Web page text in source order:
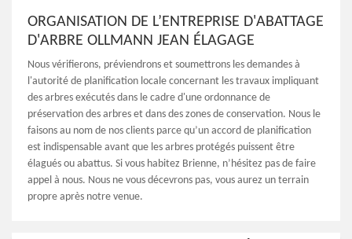
ORGANISATION DE L’ENTREPRISE D'ABATTAGE
D'ARBRE OLLMANN JEAN ÉLAGAGE
Nous vérifierons, préviendrons et soumettrons les demandes à
l'autorité de planification locale concernant les travaux impliquant
des arbres exécutés dans le cadre d'une ordonnance de
préservation des arbres et dans des zones de conservation. Nous le
faisons au nom de nos clients parce qu’un accord de planification
est indispensable avant que les arbres protégés puissent être
élagués ou abattus. Si vous habitez Brienne, n’hésitez pas de faire
appel à nous. Nous ne vous décevrons pas, vous aurez un terrain
propre après notre venue.